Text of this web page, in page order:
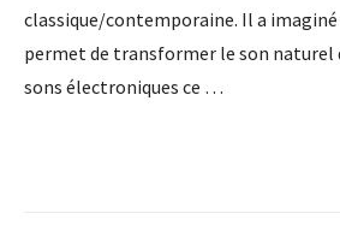
classique/contemporaine. Il a
permet de transformer le son naturel
sons électroniques ce …